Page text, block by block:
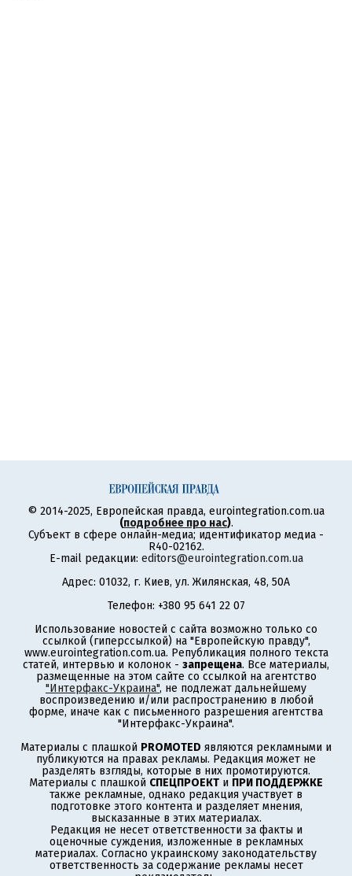
© 2014-2025, Европейская правда, eurointegration.com.ua
(подробнее про нас).
Субъект в сфере онлайн-медиа; идентификатор медиа -
R40-02162.
E-mail редакции: editors@eurointegration.com.ua
Адрес: 01032, г. Киев, ул. Жилянская, 48, 50А
Телефон: +380 95 641 22 07
Использование новостей с сайта возможно только со
ссылкой (гиперссылкой) на "Европейскую правду",
www.eurointegration.com.ua. Републикация полного текста
статей, интервью и колонок - запрещена. Все материалы,
размещенные на этом сайте со ссылкой на агентство
"Интерфакс-Украина", не подлежат дальнейшему
воспроизведению и/или распространению в любой
форме, иначе как с письменного разрешения агентства
"Интерфакс-Украина".
Материалы с плашкой PROMOTED являются рекламными и
публикуются на правах рекламы. Редакция может не
разделять взгляды, которые в них промотируются.
Материалы с плашкой СПЕЦПРОЕКТ и ПРИ ПОДДЕРЖКЕ
также рекламные, однако редакция участвует в
подготовке этого контента и разделяет мнения,
высказанные в этих материалах.
Редакция не несет ответственности за факты и
оценочные суждения, изложенные в рекламных
материалах. Согласно украинскому законодательству
ответственность за содержание рекламы несет